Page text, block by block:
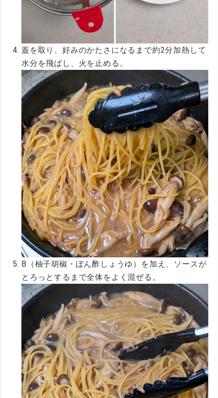
蓋を取り、好みのかたさになるまで約2分加熱して
水分を飛ばし、火を止める。
B（柚子胡椒・ぽん酢しょうゆ）を加え、ソースが
とろっとするまで全体をよく混ぜる。